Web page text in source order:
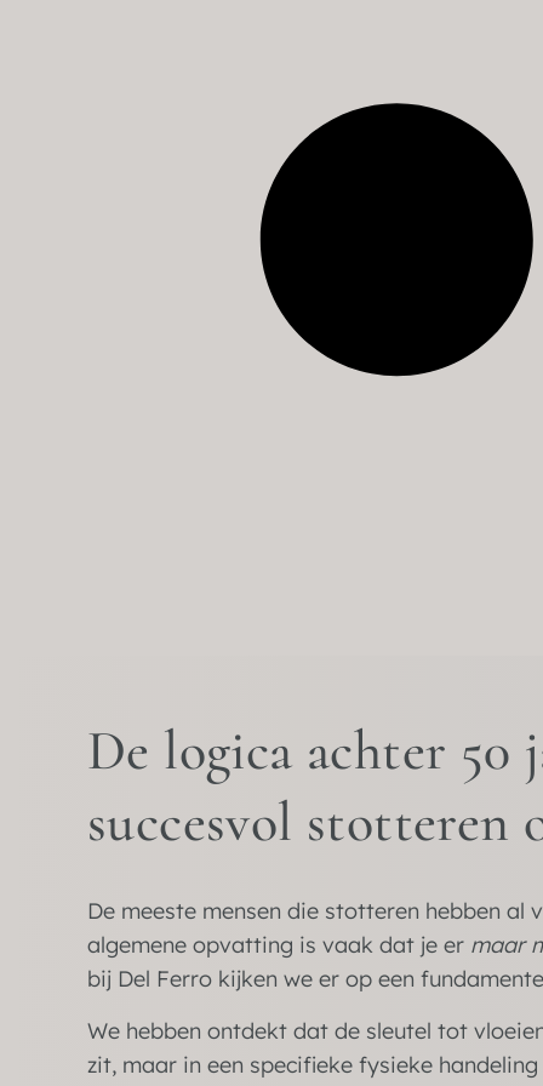
De logica achter 50
succesvol stotteren
De meeste mensen die stotteren hebben al
algemene opvatting is vaak dat je er maar
bij Del Ferro kijken we er op een
We hebben ontdekt dat de sleutel tot
zit, maar in een specifieke fysieke